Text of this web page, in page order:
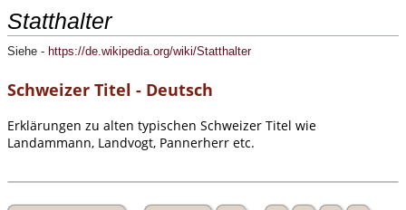
Statthalter
Siehe - https://de.wikipedia.org/wiki/Statthalter
Schweizer Titel - Deutsch
Erklärungen zu alten typischen Schweizer Titel wie
Landammann, Landvogt, Pannerherr etc.